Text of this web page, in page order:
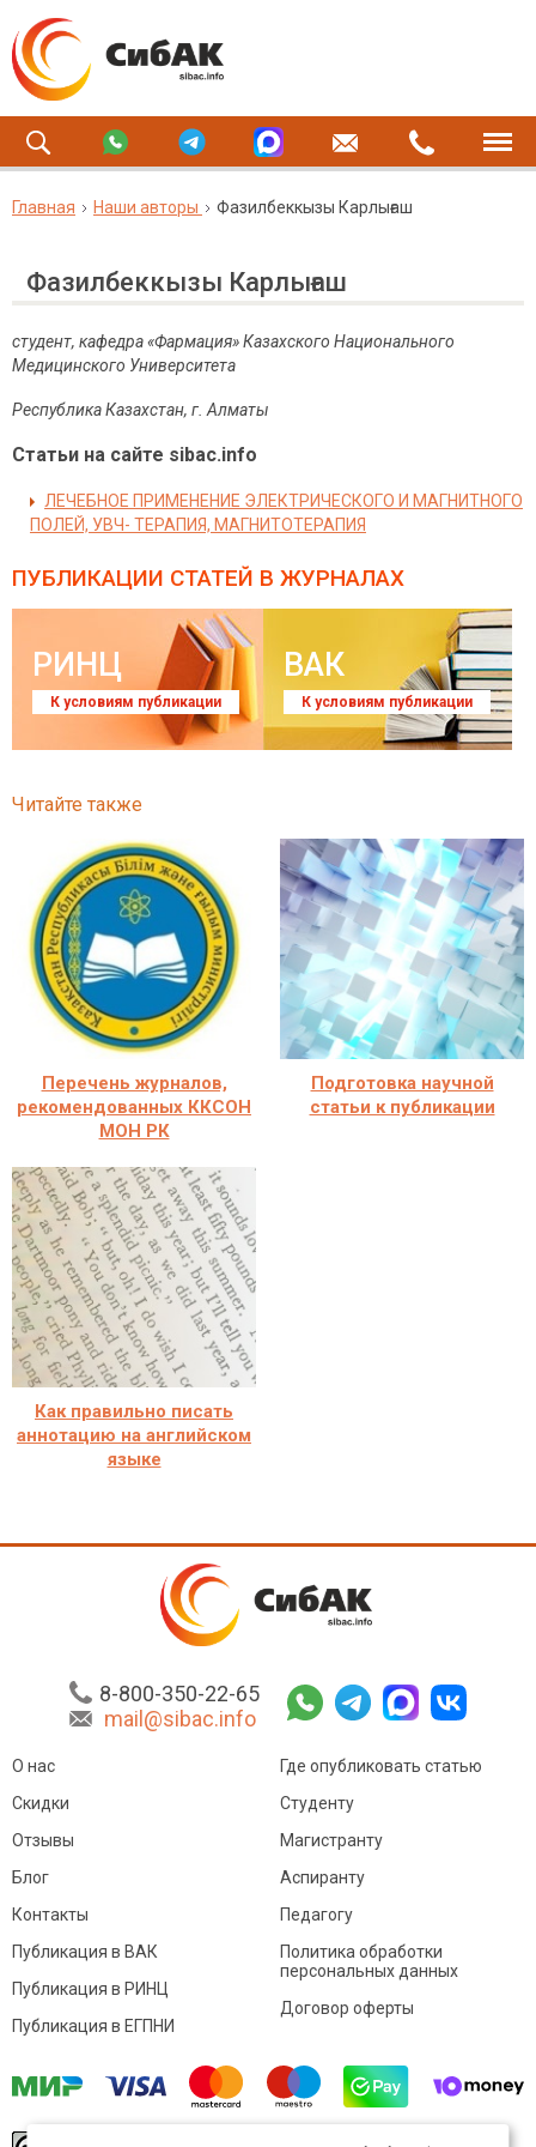
Главная Наши авторы Фазилбеккызы Карлығаш
Фазилбеккызы Карлығаш
студент, кафедра «Фармация» Казахского Национального
Медицинского Университета
Республика Казахстан, г. Алматы
Статьи на сайте sibac.info
ЛЕЧЕБНОЕ ПРИМЕНЕНИЕ ЭЛЕКТРИЧЕСКОГО И МАГНИТНОГО
ПОЛЕЙ, УВЧ- ТЕРАПИЯ, МАГНИТОТЕРАПИЯ
ПУБЛИКАЦИИ СТАТЕЙ В ЖУРНАЛАХ
РИНЦ
К условиям публикации
ВАК
К условиям публикации
Читайте также
Перечень журналов,
рекомендованных ККСОН
МОН РК
Подготовка научной
статьи к публикации
Как правильно писать
аннотацию на английском
языке
8-800-350-22-65
mail@sibac.info
О нас
Скидки
Отзывы
Блог
Контакты
Где опубликовать статью
Студенту
Магистранту
Аспиранту
Педагогу
Публикация в ВАК
Публикация в РИНЦ
Публикация в ЕГПНИ
Политика обработки
персональных данных
Договор оферты